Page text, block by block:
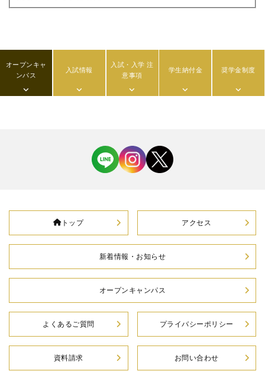
オープンキャ
ンパス
入試情報
入試・入学 注
意事項
学生納付金 奨学金制度
トップ アクセス
新着情報・お知らせ
オープンキャンパス
よくあるご質問 プライバシーポリシー
資料請求 お問い合わせ